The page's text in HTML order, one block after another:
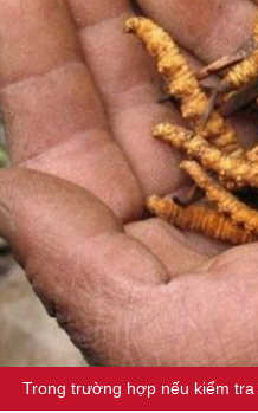
Trong trường hợp nếu kiểm